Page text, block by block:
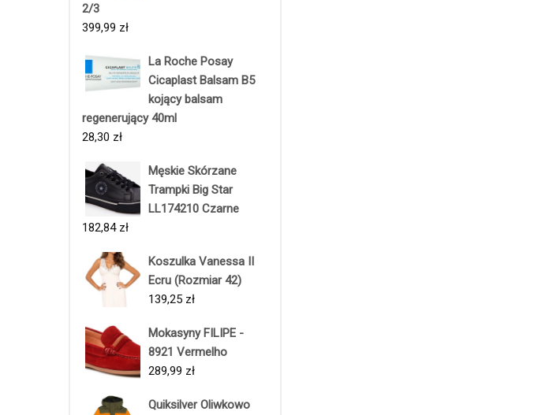
2/3
399,99 zł
La Roche Posay
Cicaplast Balsam B5
kojący balsam
regenerujący 40ml
28,30 zł
Męskie Skórzane
Trampki Big Star
LL174210 Czarne
182,84 zł
Koszulka Vanessa II
Ecru (Rozmiar 42)
139,25 zł
Mokasyny FILIPE -
8921 Vermelho
289,99 zł
Quiksilver Oliwkowo